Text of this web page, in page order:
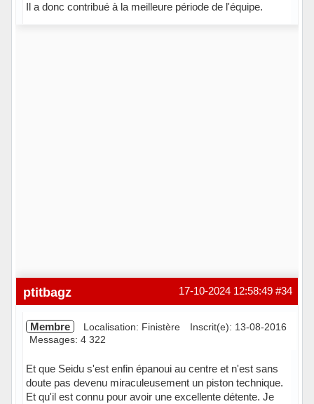
Il a donc contribué à la meilleure période de l'équipe.
#34
17-10-2024 12:58:49
ptitbagz
Membre Localisation: Finistère
Inscrit(e): 13-08-2016
Messages: 4 322
Et que Seidu s'est enfin épanoui au centre et n'est sans
doute pas devenu miraculeusement un piston technique.
Et qu'il est connu pour avoir une excellente détente. Je